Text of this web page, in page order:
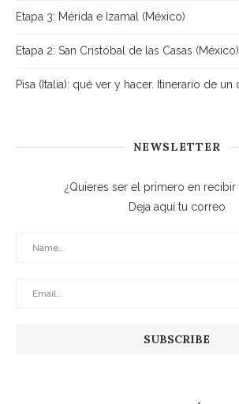
Etapa 3: Mérida e Izamal (México)
Etapa 2: San Cristóbal de las Casas (México)
Pisa (Italia): qué ver y hacer. Itinerario de un
NEWSLETTER
¿Quieres ser el primero en recibir
Deja aquí tu correo